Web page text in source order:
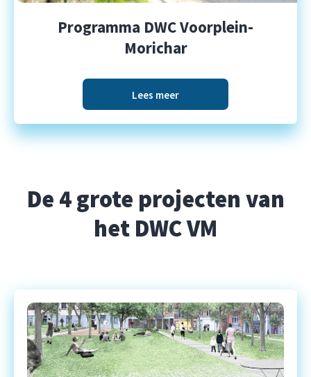
Programma DWC Voorplein-
Morichar
Lees meer
De 4 grote projecten van
het DWC VM